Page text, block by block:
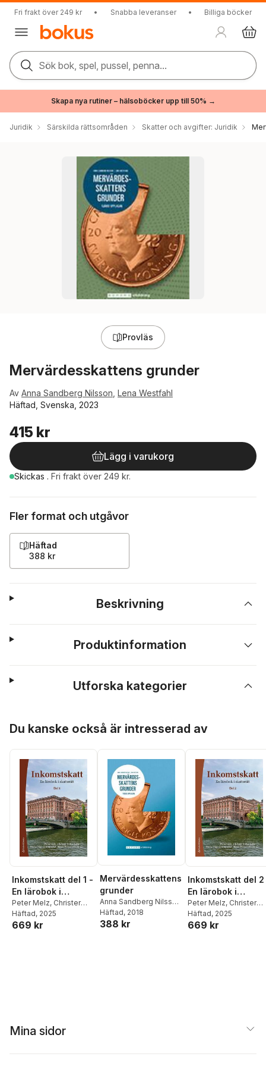
Fri frakt över 249 kr • Snabba leveranser • Billiga böcker
Sök bok, spel, pussel, penna...
Skapa nya rutiner – hälsoböcker upp till 50% →
Juridik Särskilda rättsområden Skatter och avgifter: Juridik
Provläs
Mervärdesskattens grunder
Av Anna Sandberg Nilsson Lena Westfahl
Häftad, Svenska, 2023
415 kr
Lägg i varukorg
Skickas . Fri frakt över 249 kr.
Fler format och utgåvor
Häftad
388 kr
Beskrivning
Produktinformation
Utforska kategorier
Du kanske också är intresserad av
Inkomstskatt del 1 -
En lärobok i
skatterätt
Peter Melz, Christer
Silfverberg,Teresa
Simon-Almendal
Häftad, 2025
669 kr
Mervärdesskattens
grunder
Anna Sandberg Nilsson
Lena Westfahl
Häftad, 2018
388 kr
Inkomstskatt del
En lärobok i
skatterätt
Peter Melz, Christer
Silfverberg,Teresa
Simon-Almendal
Häftad, 2025
669 kr
Mina sidor